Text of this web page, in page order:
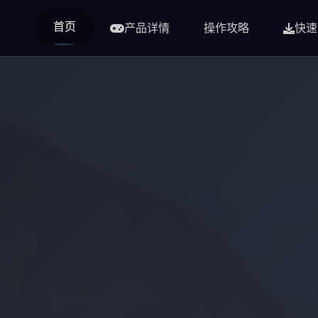
首页 产品详情 操作攻略 快